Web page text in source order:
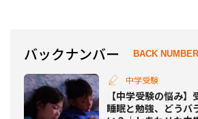
バックナンバー BACK NUMBER
中学受験
【中学受験の悩み】
睡眠と勉強、どうバ